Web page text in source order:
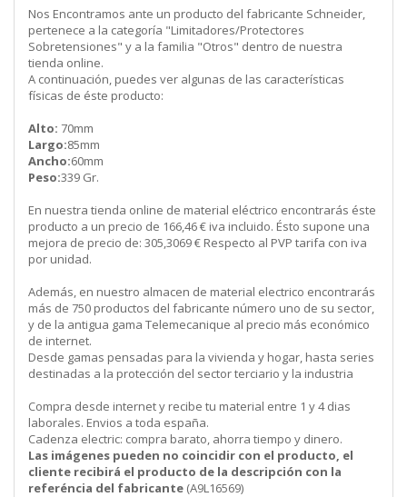
Nos Encontramos ante un producto del fabricante Schneider,
pertenece a la categoría "Limitadores/Protectores
Sobretensiones" y a la familia "Otros" dentro de nuestra
tienda online.
A continuación, puedes ver algunas de las características
físicas de éste producto:
Alto: 70mm
Largo:85mm
Ancho:60mm
Peso:339 Gr.
En nuestra tienda online de material eléctrico encontrarás éste
producto a un precio de 166,46 € iva incluido. Ésto supone una
mejora de precio de: 305,3069 € Respecto al PVP tarifa con iva
por unidad.
Además, en nuestro almacen de material electrico encontrarás
más de 750 productos del fabricante número uno de su sector,
y de la antigua gama Telemecanique al precio más económico
de internet.
Desde gamas pensadas para la vivienda y hogar, hasta series
destinadas a la protección del sector terciario y la industria
Compra desde internet y recibe tu material entre 1 y 4 dias
laborales. Envios a toda españa.
Cadenza electric: compra barato, ahorra tiempo y dinero.
Las imágenes pueden no coincidir con el producto, el
cliente recibirá el producto de la descripción con la
referéncia del fabricante (A9L16569)